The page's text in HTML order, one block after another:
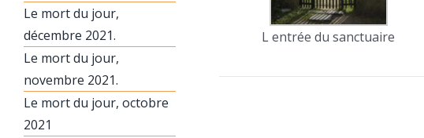
L entrée du sanctuaire
Le mort du jour,
décembre 2021.
Le mort du jour,
novembre 2021.
Le mort du jour, octobre
2021